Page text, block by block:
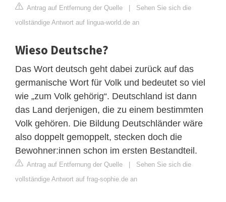
Antrag auf Entfernung der Quelle
Sehen Sie sich die
vollständige Antwort auf lingua-world.de an
Wieso Deutsche?
Das Wort deutsch geht dabei zurück auf das
germanische Wort für Volk und bedeutet so viel
wie „zum Volk gehörig“. Deutschland ist dann
das Land derjenigen, die zu einem bestimmten
Volk gehören. Die Bildung Deutschländer wäre
also doppelt gemoppelt, stecken doch die
Bewohner:innen schon im ersten Bestandteil.
Antrag auf Entfernung der Quelle
Sehen Sie sich die
vollständige Antwort auf frag-sophie.de an